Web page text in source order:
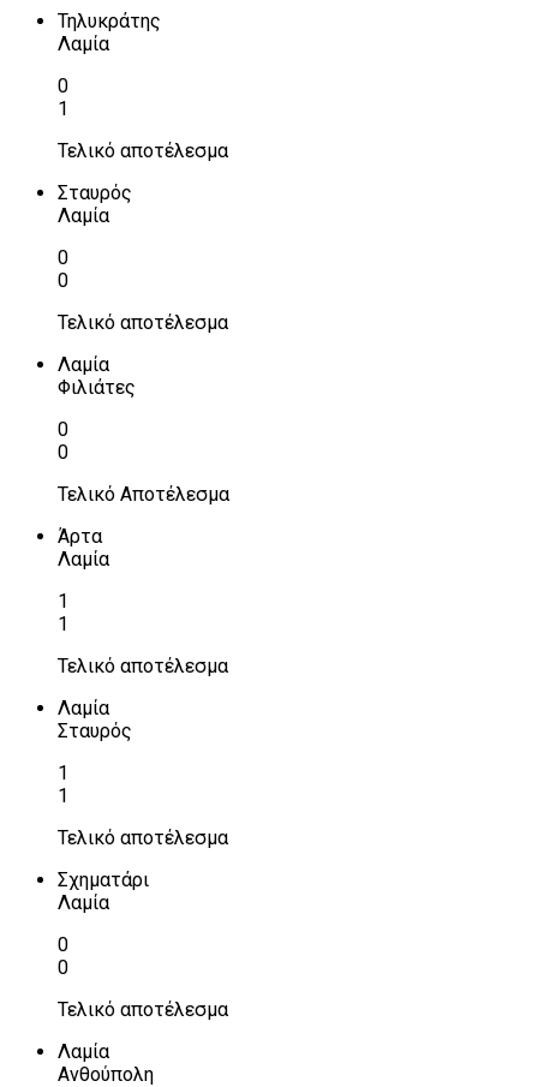
Τηλυκράτης
Λαμία
0
1
Τελικό αποτέλεσμα
Σταυρός
Λαμία
0
0
Τελικό αποτέλεσμα
Λαμία
Φιλιάτες
0
0
Τελικό Αποτέλεσμα
Άρτα
Λαμία
1
1
Τελικό αποτέλεσμα
Λαμία
Σταυρός
1
1
Τελικό αποτέλεσμα
Σχηματάρι
Λαμία
0
0
Τελικό αποτέλεσμα
Λαμία
Ανθούπολη